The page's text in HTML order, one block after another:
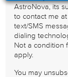
AstroNova, its
to contact me
text/SMS
dialing
Not a condition
apply.
You may